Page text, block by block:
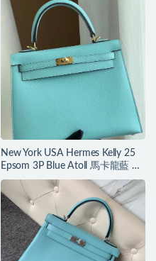
New York USA Hermes Kelly 25
Epsom 3P Blue Atoll 馬卡龍藍 內
拼 櫻花粉